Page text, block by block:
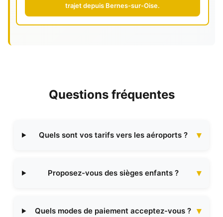
trajet depuis Bernes-sur-Oise.
Questions fréquentes
Quels sont vos tarifs vers les aéroports ?
Proposez-vous des sièges enfants ?
Quels modes de paiement acceptez-vous ?